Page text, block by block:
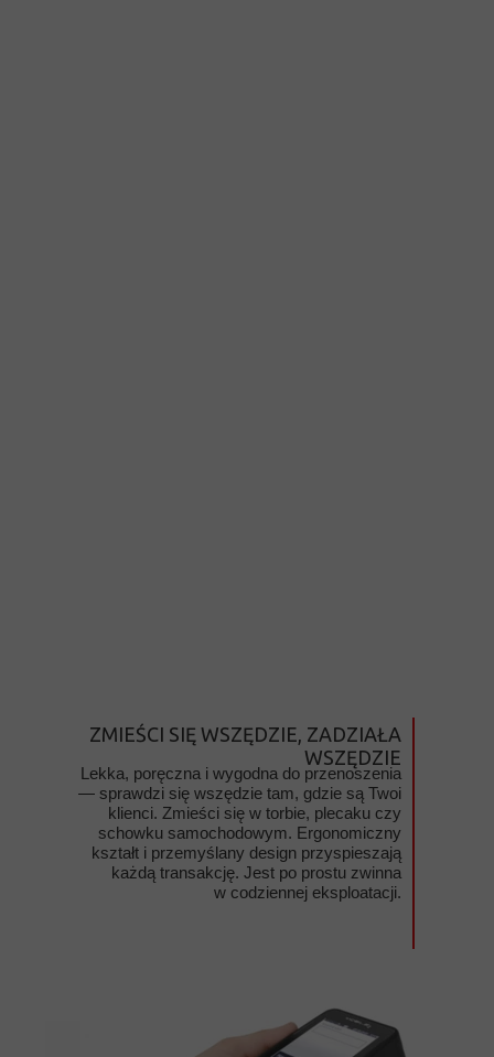
Lekka, poręczna i wygodna do przenoszenia
— sprawdzi się wszędzie tam, gdzie są Twoi
klienci. Zmieści się w torbie, plecaku czy
schowku samochodowym. Ergonomiczny
kształt i przemyślany design przyspieszają
każdą transakcję. Jest po prostu zwinna
w codziennej eksploatacji.
ZMIEŚCI SIĘ WSZĘDZIE, ZADZIAŁA
WSZĘDZIE